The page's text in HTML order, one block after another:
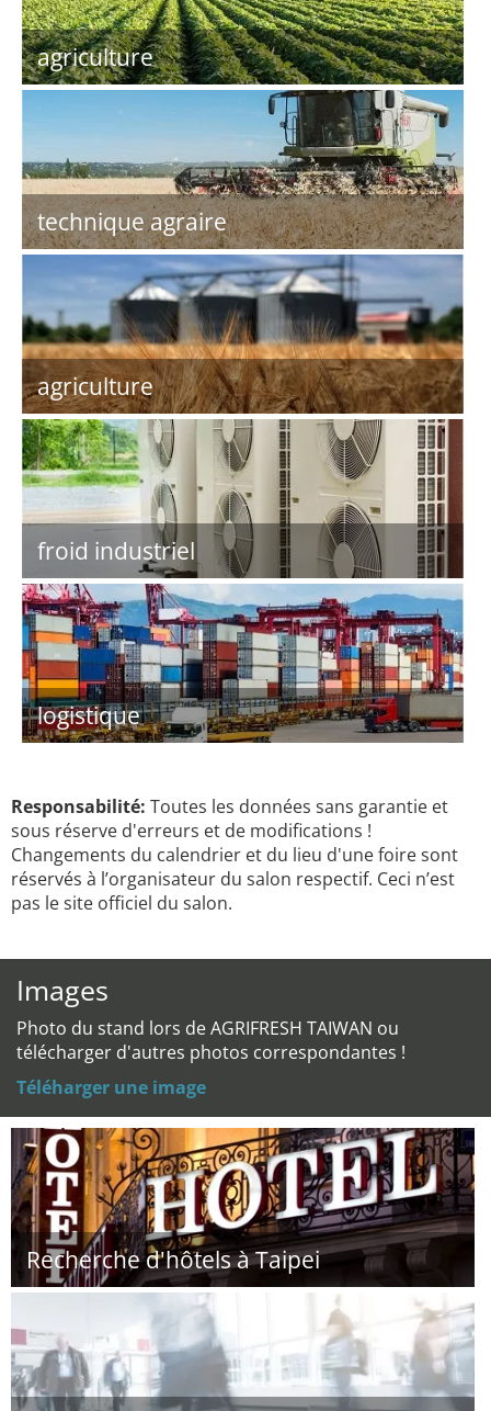
agriculture
technique agraire
agriculture
froid industriel
logistique
Responsabilité: Toutes les données sans garantie et
sous réserve d'erreurs et de modifications !
Changements du calendrier et du lieu d'une foire sont
réservés à l’organisateur du salon respectif. Ceci n’est
pas le site officiel du salon.
Images
Photo du stand lors de AGRIFRESH TAIWAN ou
télécharger d'autres photos correspondantes !
Téléharger une image
Recherche d'hôtels à Taipei